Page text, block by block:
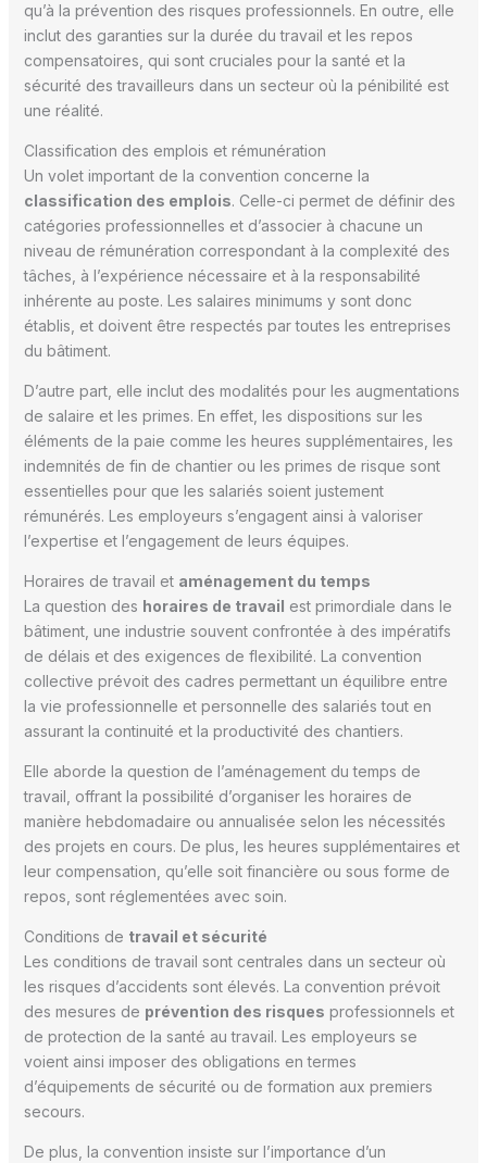
qu’à la prévention des risques professionnels. En outre, elle
inclut des garanties sur la durée du travail et les repos
compensatoires, qui sont cruciales pour la santé et la
sécurité des travailleurs dans un secteur où la pénibilité est
une réalité.
Classification des emplois et rémunération
Un volet important de la convention concerne la
classification des emplois. Celle-ci permet de définir des
catégories professionnelles et d’associer à chacune un
niveau de rémunération correspondant à la complexité des
tâches, à l’expérience nécessaire et à la responsabilité
inhérente au poste. Les salaires minimums y sont donc
établis, et doivent être respectés par toutes les entreprises
du bâtiment.
D’autre part, elle inclut des modalités pour les augmentations
de salaire et les primes. En effet, les dispositions sur les
éléments de la paie comme les heures supplémentaires, les
indemnités de fin de chantier ou les primes de risque sont
essentielles pour que les salariés soient justement
rémunérés. Les employeurs s’engagent ainsi à valoriser
l’expertise et l’engagement de leurs équipes.
Horaires de travail et aménagement du temps
La question des horaires de travail est primordiale dans le
bâtiment, une industrie souvent confrontée à des impératifs
de délais et des exigences de flexibilité. La convention
collective prévoit des cadres permettant un équilibre entre
la vie professionnelle et personnelle des salariés tout en
assurant la continuité et la productivité des chantiers.
Elle aborde la question de l’aménagement du temps de
travail, offrant la possibilité d’organiser les horaires de
manière hebdomadaire ou annualisée selon les nécessités
des projets en cours. De plus, les heures supplémentaires et
leur compensation, qu’elle soit financière ou sous forme de
repos, sont réglementées avec soin.
Conditions de travail et sécurité
Les conditions de travail sont centrales dans un secteur où
les risques d’accidents sont élevés. La convention prévoit
des mesures de prévention des risques professionnels et
de protection de la santé au travail. Les employeurs se
voient ainsi imposer des obligations en termes
d’équipements de sécurité ou de formation aux premiers
secours.
De plus, la convention insiste sur l’importance d’un